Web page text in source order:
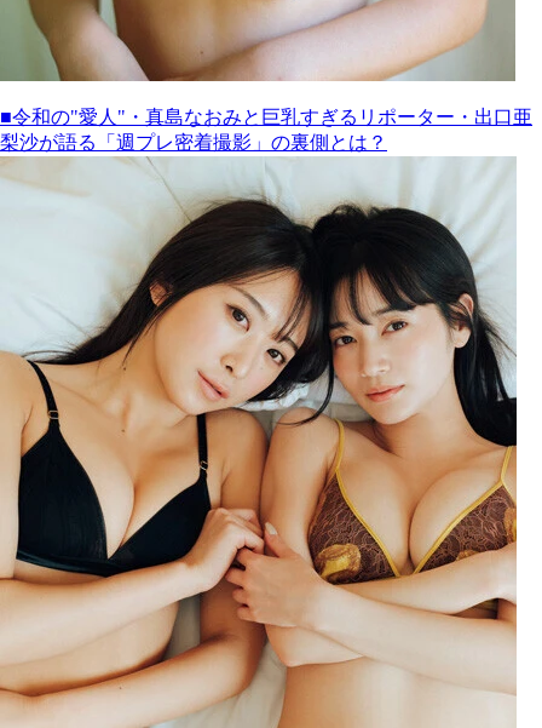
■令和の"愛人"・真島なおみと巨乳すぎるリポーター・出口亜
梨沙が語る「週プレ密着撮影」の裏側とは？